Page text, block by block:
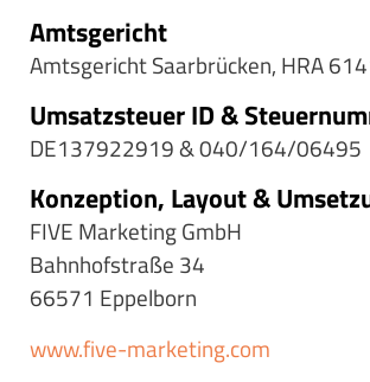
Amtsgericht
Amtsgericht Saarbrücken, HRA
Umsatzsteuer ID &
DE137922919 & 040/164/06495
Konzeption, Layout &
FIVE Marketing GmbH
Bahnhofstraße 34
66571 Eppelborn
www.five-marketing.com